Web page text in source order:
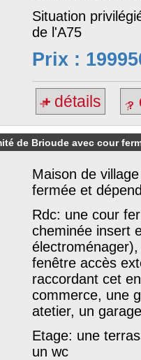
Situation
de l'A75
Prix :
détails
de Brioude avec cour
Maison de
fermée et
Rdc: une cour
cheminée insert
fenêtre accès
raccordant cet
commerce, une
atetier, un
Etage: une
un wc